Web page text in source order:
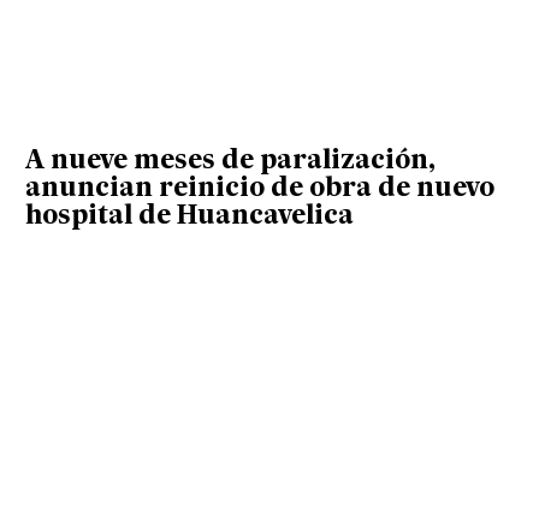
A nueve meses de paralización,
anuncian reinicio de obra de nuevo
hospital de Huancavelica